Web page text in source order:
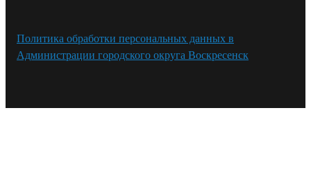
Политика обработки персональных данных в
Администрации городского округа Воскресенск